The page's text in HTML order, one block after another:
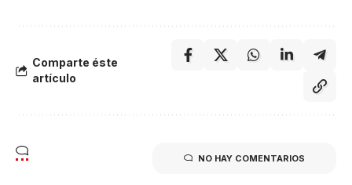
Comparte éste
artículo
NO HAY COMENTARIOS